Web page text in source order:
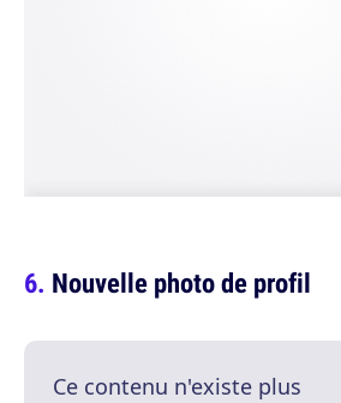
Nouvelle photo de profil
Ce contenu n'existe plus